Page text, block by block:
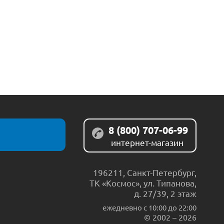
8 (800) 707-06-99
интернет-магазин
196211 Санкт-Петербург,
ТК «Космос», ул. Типанова,
д. 27/39, 2 этаж
ежедневно c 10:00 до 22:00
© 2002 – 2026